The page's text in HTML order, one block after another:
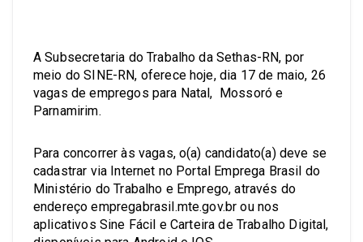
A Subsecretaria do Trabalho da Sethas-RN, por
meio do SINE-RN, oferece hoje, dia 17 de maio, 26
vagas de empregos para Natal, Mossoró e
Parnamirim.
Para concorrer às vagas, o(a) candidato(a) deve se
cadastrar via Internet no Portal Emprega Brasil do
Ministério do Trabalho e Emprego, através do
endereço empregabrasil.mte.gov.br ou nos
aplicativos Sine Fácil e Carteira de Trabalho Digital,